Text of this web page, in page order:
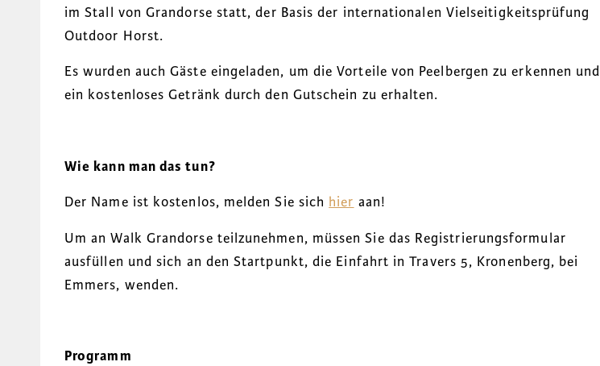
im Stall von Grandorse statt, der Basis der internationalen Vielseitigkeitsprüfung
Outdoor Horst.
Es wurden auch Gäste eingeladen, um die Vorteile von Peelbergen zu erkennen und
ein kostenloses Getränk durch den Gutschein zu erhalten.
Wie kann man das tun?
Der Name ist kostenlos, melden Sie sich hier aan!
Um an Walk Grandorse teilzunehmen, müssen Sie das Registrierungsformular
ausfüllen und sich an den Startpunkt, die Einfahrt in Travers 5, Kronenberg, bei
Emmers, wenden.
Programm